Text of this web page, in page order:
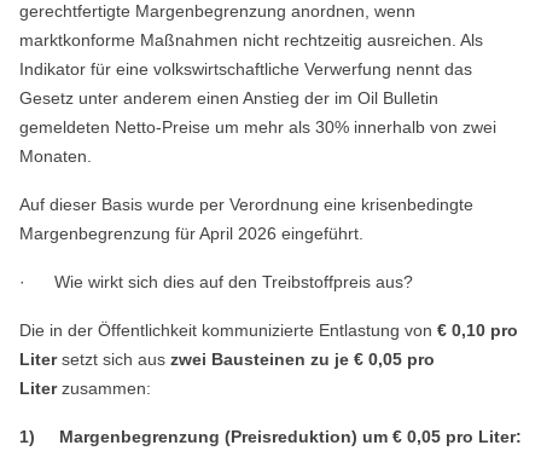
gerechtfertigte Margenbegrenzung anordnen, wenn
marktkonforme Maßnahmen nicht rechtzeitig ausreichen. Als
Indikator für eine volkswirtschaftliche Verwerfung nennt das
Gesetz unter anderem einen Anstieg der im Oil Bulletin
gemeldeten Netto-Preise um mehr als 30% innerhalb von zwei
Monaten.
Auf dieser Basis wurde per Verordnung eine krisenbedingte
Margenbegrenzung für April 2026 eingeführt.
· Wie wirkt sich dies auf den Treibstoffpreis aus?
Die in der Öffentlichkeit kommunizierte Entlastung von € 0,10 pro
Litersetzt sich aus zwei Bausteinen zu je € 0,05 pro
Literzusammen:
1) Margenbegrenzung (Preisreduktion) um € 0,05 pro Liter: